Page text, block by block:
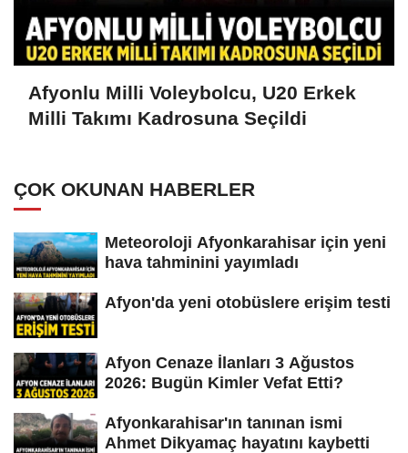
Afyonlu Milli Voleybolcu, U20 Erkek
Milli Takımı Kadrosuna Seçildi
ÇOK OKUNAN HABERLER
Meteoroloji Afyonkarahisar için yeni
hava tahminini yayımladı
Afyon'da yeni otobüslere erişim testi
Afyon Cenaze İlanları 3 Ağustos
2026: Bugün Kimler Vefat Etti?
Afyonkarahisar'ın tanınan ismi
Ahmet Dikyamaç hayatını kaybetti